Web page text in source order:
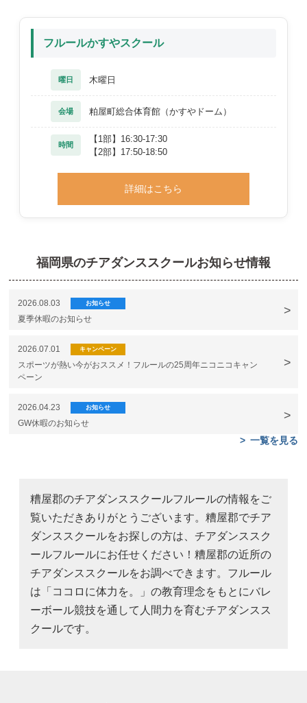
フルールかすやスクール
曜日 木曜日
会場 粕屋町総合体育館（かすやドーム）
時間
【1部】16:30-17:30
【2部】17:50-18:50
詳細はこちら
福岡県のチアダンススクールお知らせ情報
2026.08.03 お知らせ
夏季休暇のお知らせ
2026.07.01 キャンペーン
スポーツが熱い今がおススメ！フルールの25周年ニコニコキャン
ペーン
2026.04.23 お知らせ
GW休暇のお知らせ
一覧を見る
糟屋郡のチアダンススクールフルールの情報をご
覧いただきありがとうございます。糟屋郡でチア
ダンススクールをお探しの方は、チアダンススク
ールフルールにお任せください！糟屋郡の近所の
チアダンススクールをお調べできます。フルール
は「ココロに体力を。」の教育理念をもとにバレ
ーボール競技を通して人間力を育むチアダンスス
クールです。